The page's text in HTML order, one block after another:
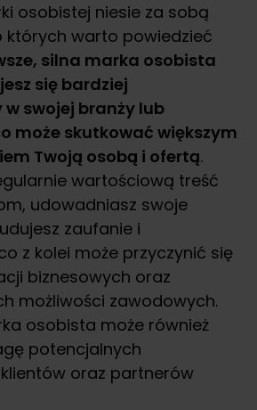
osobistej niesie za sobą
których warto powiedzieć
silna marka osobista
się bardziej
swojej branży lub
może skutkować większym
Twoją osobą i ofertą.
wartościową treść
udowadniasz swoje
zaufanie i
z kolei może przyczynić się
biznesowych oraz
możliwości zawodowych.
osobista może również
potencjalnych
oraz partnerów